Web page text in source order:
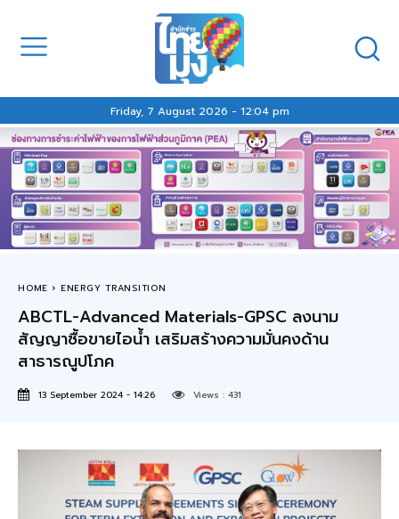
Friday, 7 August 2026 - 12:04 pm
HOME ENERGY TRANSITION
ABCTL-Advanced Materials-GPSC ลงนาม
สัญญาซื้อขายไอน้ำ เสริมสร้างความมั่นคงด้าน
สาธารณูปโภค
13 September 2024 - 14:26 Views : 431